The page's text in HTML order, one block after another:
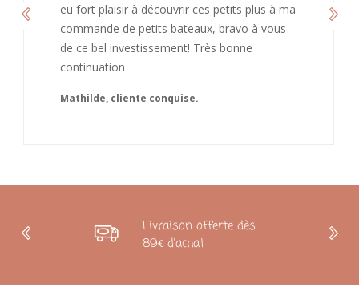
eu fort plaisir à découvrir ces petits plus à ma
commande de petits bateaux, bravo à vous
de ce bel investissement! Très bonne
continuation
Mathilde, cliente conquise.
Livraison offerte dès
89€ d'achat